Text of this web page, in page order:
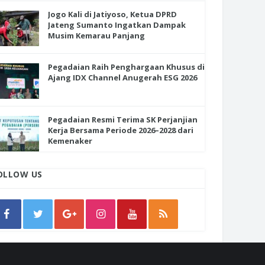
Jogo Kali di Jatiyoso, Ketua DPRD
Jateng Sumanto Ingatkan Dampak
Musim Kemarau Panjang
Pegadaian Raih Penghargaan Khusus di
Ajang IDX Channel Anugerah ESG 2026
Pegadaian Resmi Terima SK Perjanjian
Kerja Bersama Periode 2026–2028 dari
Kemenaker
US